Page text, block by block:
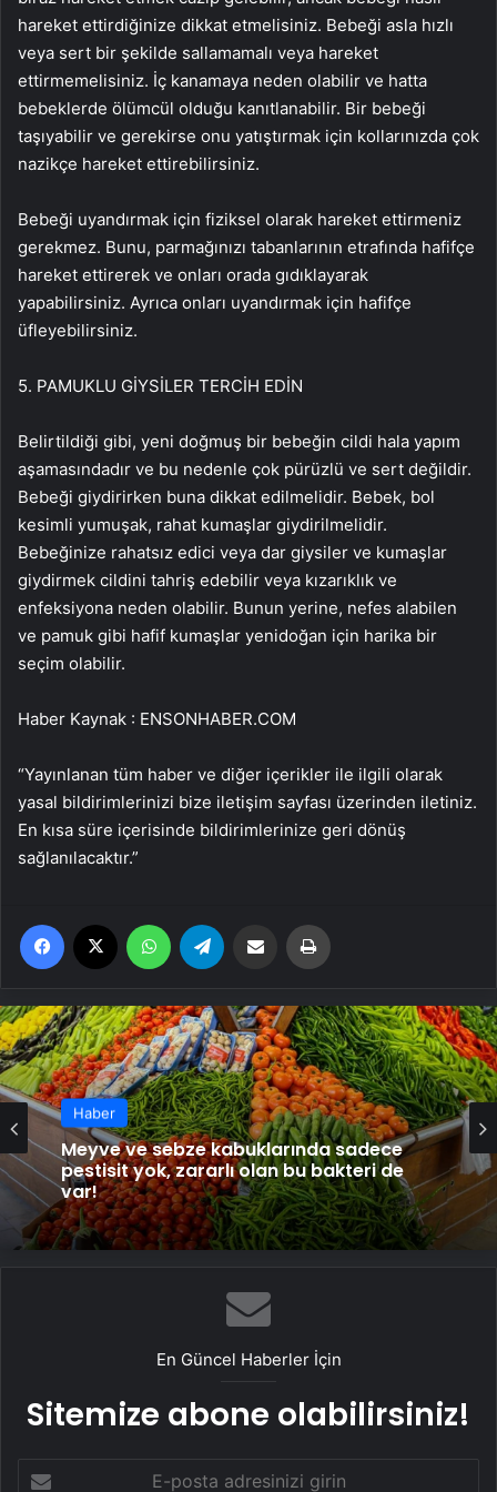
hareket ettirdiğinize dikkat etmelisiniz. Bebeği asla hızlı
veya sert bir şekilde sallamamalı veya hareket
ettirmemelisiniz. İç kanamaya neden olabilir ve hatta
bebeklerde ölümcül olduğu kanıtlanabilir. Bir bebeği
taşıyabilir ve gerekirse onu yatıştırmak için kollarınızda çok
nazikçe hareket ettirebilirsiniz.
Bebeği uyandırmak için fiziksel olarak hareket ettirmeniz
gerekmez. Bunu, parmağınızı tabanlarının etrafında hafifçe
hareket ettirerek ve onları orada gıdıklayarak
yapabilirsiniz. Ayrıca onları uyandırmak için hafifçe
üfleyebilirsiniz.
5. PAMUKLU GİYSİLER TERCİH EDİN
Belirtildiği gibi, yeni doğmuş bir bebeğin cildi hala yapım
aşamasındadır ve bu nedenle çok pürüzlü ve sert değildir.
Bebeği giydirirken buna dikkat edilmelidir. Bebek, bol
kesimli yumuşak, rahat kumaşlar giydirilmelidir.
Bebeğinize rahatsız edici veya dar giysiler ve kumaşlar
giydirmek cildini tahriş edebilir veya kızarıklık ve
enfeksiyona neden olabilir. Bunun yerine, nefes alabilen
ve pamuk gibi hafif kumaşlar yenidoğan için harika bir
seçim olabilir.
Haber Kaynak : ENSONHABER.COM
“Yayınlanan tüm haber ve diğer içerikler ile ilgili olarak
yasal bildirimlerinizi bize iletişim sayfası üzerinden iletiniz.
En kısa süre içerisinde bildirimlerinize geri dönüş
sağlanılacaktır.”
Facebook WhatsApp Email'den paylaş
Haber
Meyve ve sebze kabuklarında sadece
pestisit yok, zararlı olan bu bakteri de
var!
En Güncel Haberler İçin
Sitemize abone olabilirsiniz!